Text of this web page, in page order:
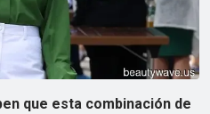
que esta combinación de